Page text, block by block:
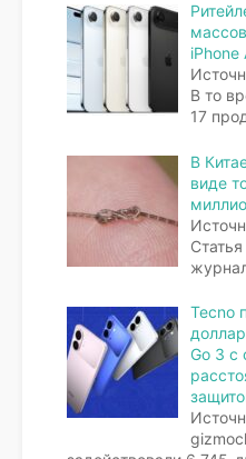
iPhone
В то
17
В
виде
Tecno
Go 3 с